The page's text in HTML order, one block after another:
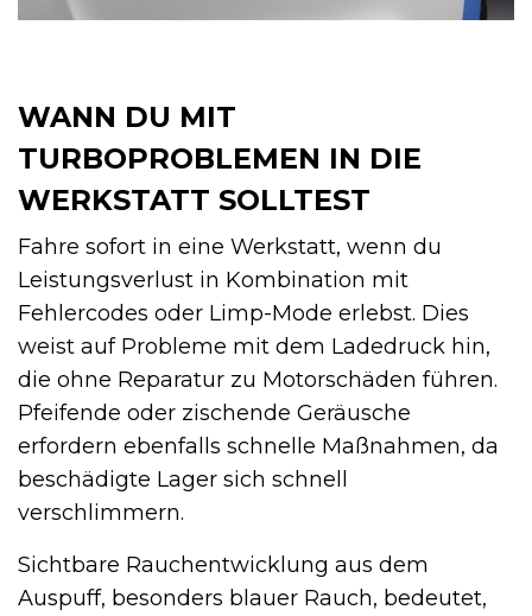
WANN DU MIT
TURBOPROBLEMEN IN DIE
WERKSTATT SOLLTEST
Fahre sofort in eine Werkstatt, wenn du
Leistungsverlust in Kombination mit
Fehlercodes oder Limp-Mode erlebst. Dies
weist auf Probleme mit dem Ladedruck hin,
die ohne Reparatur zu Motorschäden führen.
Pfeifende oder zischende Geräusche
erfordern ebenfalls schnelle Maßnahmen, da
beschädigte Lager sich schnell
verschlimmern.
Sichtbare Rauchentwicklung aus dem
Auspuff, besonders blauer Rauch, bedeutet,